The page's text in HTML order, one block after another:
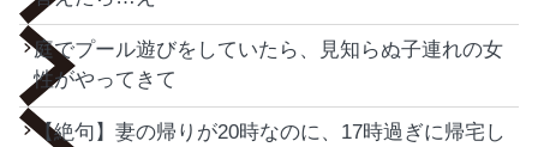
庭でプール遊びをしていたら、見知らぬ子連れの女
性がやってきて
【絶句】妻の帰りが20時なのに、17時過ぎに帰宅し